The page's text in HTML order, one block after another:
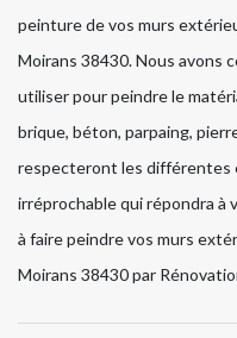
peinture de vos murs
Moirans 38430. Nous avons
utiliser pour peindre le
brique, béton, parpaing,
respecteront les différentes
irréprochable qui répondra à
à faire peindre vos murs
Moirans 38430 par